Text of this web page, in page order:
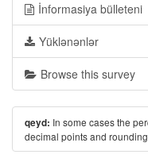
İnformasiya bülleteni
Yüklənənlər
Browse this survey
qeyd: In some cases the
decimal points and